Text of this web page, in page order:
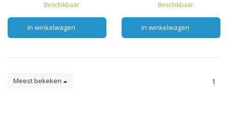
Beschikbaar
In winkelwagen
Beschikbaar
In winkelwagen
Meest bekeken 1